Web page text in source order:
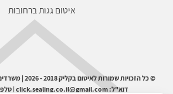
איטום גגות ברחובות
דוא"ל: click.sealing.co.il@gmail.com | טלפון: 077-6051055